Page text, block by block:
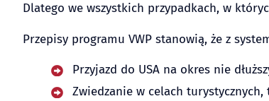
Dlatego we wszystkich przypadkach, w
Przepisy programu VWP stanowią, że z
Przyjazd do USA na okres nie
Zwiedzanie w celach